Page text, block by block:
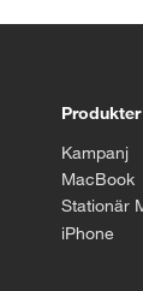
Produkter
Kampanj
MacBook
Stationär
iPhone